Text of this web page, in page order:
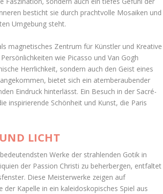
besticht sie durch prachtvolle Mosaiken und
Umgebung steht.
magnetisches Zentrum für Künstler und Kreative
wie Picasso und Van Gogh
Herrlichkeit, sondern auch den Geist eines
bietet sich ein atemberaubender
Eindruck hinterlässt. Ein Besuch in der Sacré-
inspirierende Schönheit und Kunst, die Paris
LICHT
Werke der strahlenden Gotik in
der Passion Christi zu beherbergen, entfaltet
Diese Meisterwerke zeigen auf
Kapelle in ein kaleidoskopisches Spiel aus